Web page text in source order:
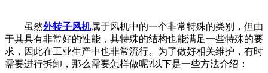
虽然外转子风机属于风机中的一个非常特殊的类别，但由
于其具有非常好的性能，其特殊的结构也能满足一些特殊的要
求，因此在工业生产中也非常流行。为了做好相关维护，有时
需要进行拆卸，那么需要怎样做呢?以下是一些方法介绍：